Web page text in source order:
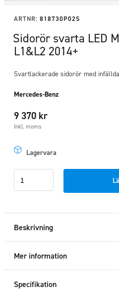
ARTNR: 818730P02S
Sidorör svarta LED
L1&L2 2014+
Svartlackerade sidorör med
Mercedes-Benz
9 370 kr
Inkl. moms
Lagervara
MB
V
2014+
Beskrivning
Mer information
Specifikation